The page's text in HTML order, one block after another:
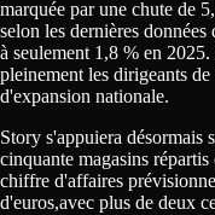
marquée par une chute de
selon les dernières
à seulement 1,8 % en
pleinement les dirigeants
d'expansion nationale.
Story s'appuiera désormais
cinquante magasins
chiffre d'affaires
d'euros,avec plus de deux